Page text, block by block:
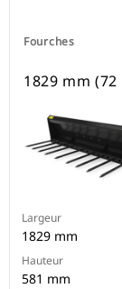
Fourches
1829 mm (72
Largeur
1829 mm
Hauteur
581 mm